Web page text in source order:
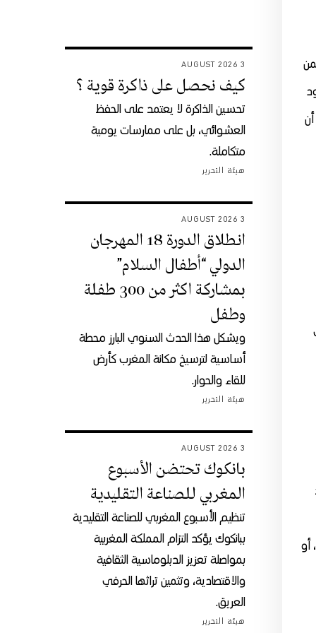
أو
3 AUGUST 2026
كيف نحصل على ذاكرة قوية ؟
تحسين الذاكرة لا يعتمد على الحفظ
العشوائي، بل على ممارسات يومية
متكاملة.
هيئة التحرير
3 AUGUST 2026
انطلاق الدورة 18 المهرجان
الدولي “أطفال السلام”
بمشاركة اكثر من 300 طفلة
وطفل
ويشكل هذا الحدث السنوي البارز محطة
أساسية لترسيخ مكانة المغرب كأرض
للقاء والحوار.
هيئة التحرير
3 AUGUST 2026
بانكوك تحتضن الأسبوع
المغربي للصناعة التقليدية
تنظيم الأسبوع المغربي للصناعة التقليدية
ببانكوك يؤكد التزام المملكة المغربية
بمواصلة تعزيز الدبلوماسية الثقافية
والاقتصادية، وتثمين تراثها الحرفي
العريق.
هيئة التحرير